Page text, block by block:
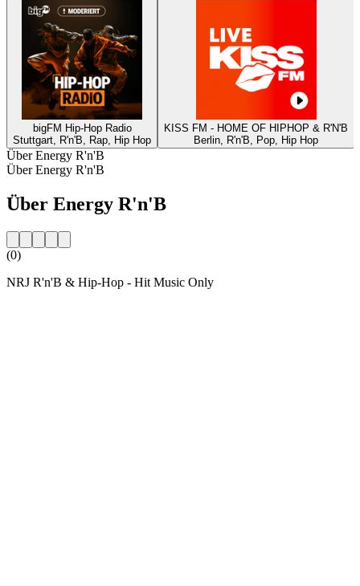
bigFM Hip-Hop Radio
Stuttgart, R'n'B, Rap, Hip Hop
KISS FM - HOME OF HIPHOP & R'N'B
Berlin, R'n'B, Pop, Hip Hop
Über Energy R'n'B
Über Energy R'n'B
Über Energy R'n'B
(0)
NRJ R'n'B & Hip-Hop - Hit Music Only